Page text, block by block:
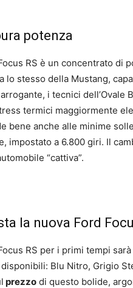
potenza
RS è un concentrato di
lo stesso della Mustang,
i tecnici dell’Ovale
termici maggiormente
bene anche alle minime
impostato a 6.800 giri. Il
“cattiva”.
la nuova Ford
RS per i primi tempi
Blu Nitro, Grigio
prezzo di questo bolide,